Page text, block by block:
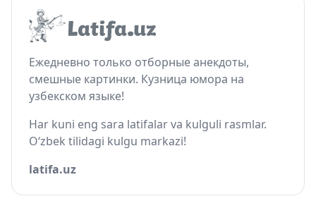
Ежедневно только отборные анекдоты,
смешные картинки. Кузница юмора на
узбекском языке!
Har kuni eng sara latifalar va kulguli rasmlar.
O‘zbek tilidagi kulgu markazi!
latifa.uz